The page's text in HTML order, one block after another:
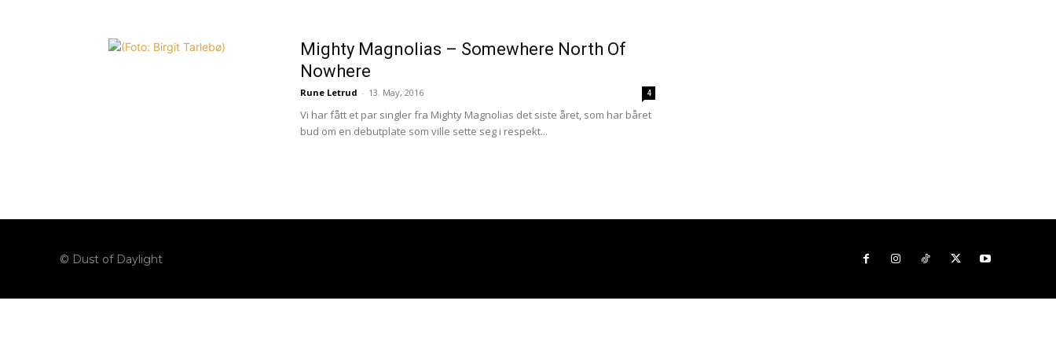
Mighty Magnolias – Somewhere North Of
Nowhere
Rune Letrud - 13. May, 2016 4
Vi har fått et par singler fra Mighty Magnolias det siste året, som har båret
bud om en debutplate som ville sette seg i respekt...
© Dust of Daylight